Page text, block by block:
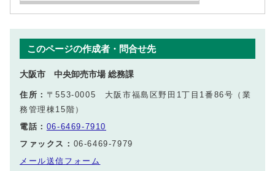
このページの作成者・問合せ先
大阪市 中央卸売市場 総務課
住所： 〒553-0005 大阪市福島区野田1丁目1番86号（業
務管理棟15階）
電話： 06-6469-7910
ファックス： 06-6469-7979
メール送信フォーム